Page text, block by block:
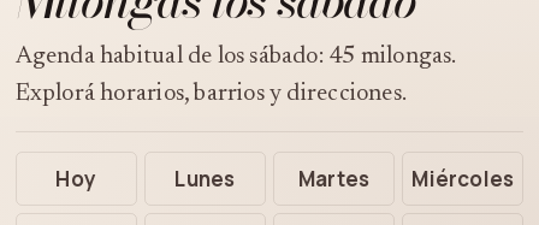
Agenda habitual de los sábado: 45 milongas.
Explorá horarios, barrios y direcciones.
Hoy Lunes Martes Miércoles